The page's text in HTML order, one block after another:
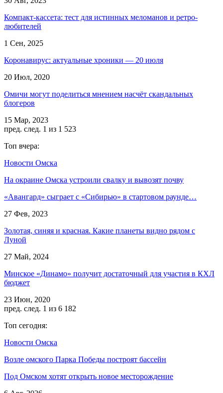
Компакт-кассета: тест для истинных меломанов и ретро-
любителей
1 Сен, 2025
Коронавирус: актуальные хроники — 20 июля
20 Июл, 2020
Омичи могут поделиться мнением насчёт скандальных
блогеров
15 Мар, 2023
пред. след. 1 из 1 523
Топ вчера:
Новости Омска
На окраине Омска устроили свалку и вывозят почву
«Авангард» сыграет с «Сибирью» в стартовом раунде…
27 Фев, 2023
Золотая, синяя и красная. Какие планеты видно рядом с
Луной
27 Май, 2024
Минское «Динамо» получит достаточный для участия в КХЛ
бюджет
23 Июн, 2020
пред. след. 1 из 6 182
Топ сегодня:
Новости Омска
Возле омского Парка Победы построят бассейн
Под Омском хотят открыть новое месторождение